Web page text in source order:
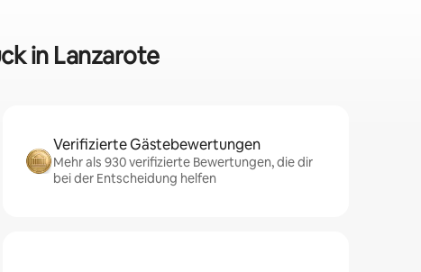
in Lanzarote
Verifizierte Gästebewertungen
Mehr als 930 verifizierte Bewertungen, die dir
bei der Entscheidung helfen